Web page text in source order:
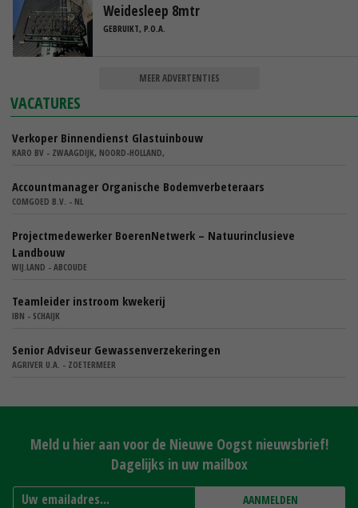
Weidesleep 8mtr
GEBRUIKT, P.O.A.
MEER ADVERTENTIES
VACATURES
Verkoper Binnendienst Glastuinbouw
KARO BV - ZWAAGDIJK, NOORD-HOLLAND,
Accountmanager Organische Bodemverbeteraars
COMGOED B.V. - NL
Projectmedewerker BoerenNetwerk – Natuurinclusieve
Landbouw
WIJ.LAND - ABCOUDE
Teamleider instroom kwekerij
IBN - SCHAIJK
Senior Adviseur Gewassenverzekeringen
AGRIVER U.A. - ZOETERMEER
Meld u hier aan voor de Nieuwe Oogst nieuwsbrief!
Dagelijks in uw mailbox
AANMELDEN